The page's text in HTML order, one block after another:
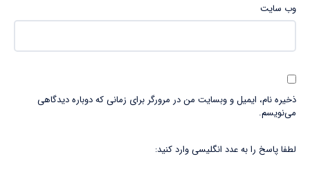
وب‌ سایت
ذخیره نام، ایمیل و وبسایت من در مرورگر برای زمانی که دوباره دیدگاهی
می‌نویسم.
لطفا پاسخ را به عدد انگلیسی وارد کنید: